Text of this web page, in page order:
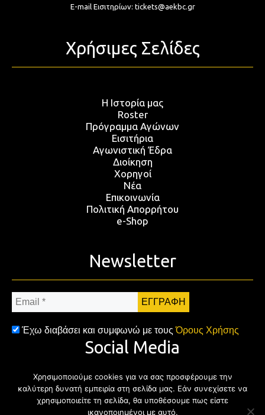
E-mail Εισιτηρίων: tickets@aekbc.gr
Χρήσιμες Σελίδες
Η Ιστορία μας
Roster
Πρόγραμμα Αγώνων
Εισιτήρια
Αγωνιστική Έδρα
Διοίκηση
Χορηγοί
Νέα
Επικοινωνία
Πολιτική Απορρήτου
e-Shop
Newsletter
Email
*
Έχω διαβάσει και συμφωνώ με τουςΌρους Χρήσης
Social Media
FacebookTwitter Instagram
Χρησιμοποιούμε cookies για να σας προσφέρουμε την
καλύτερη δυνατή εμπειρία στη σελίδα μας. Εάν συνεχίσετε να
χρησιμοποιείτε τη σελίδα, θα υποθέσουμε πως είστε
ικανοποιημένοι με αυτό.